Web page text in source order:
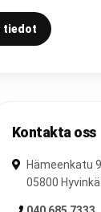
tiedot
Kontakta oss
Hämeenkatu 9
05800